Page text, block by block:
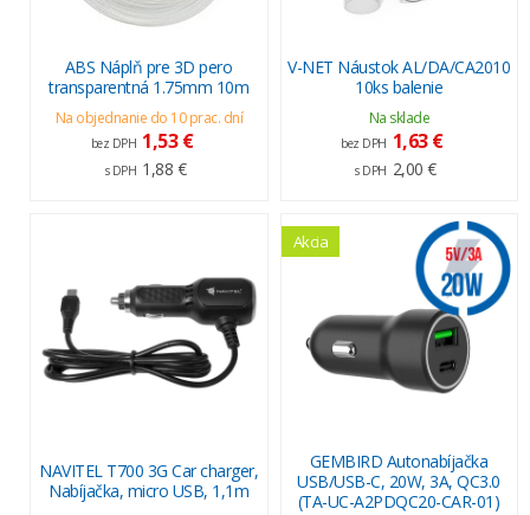
ABS Náplň pre 3D pero
transparentná 1.75mm 10m
Na objednanie do 10 prac. dní
bez DPH 1,53 €
s DPH 1,88 €
V-NET Náustok AL/DA/CA2010
10ks balenie
Na sklade
bez DPH 1,63 €
s DPH 2,00 €
NAVITEL T700 3G Car charger,
Nabíjačka, micro USB, 1,1m
Akcia
GEMBIRD Autonabíjačka
USB/USB-C, 20W, 3A, QC3.0
(TA-UC-A2PDQC20-CAR-01)